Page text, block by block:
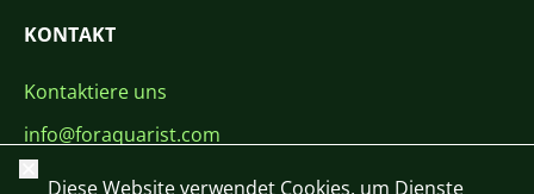
KONTAKT
Kontaktiere uns
info@foraquarist.com
+420 603 449 602
Schließen
Diese Website verwendet Cookies, um Dienste